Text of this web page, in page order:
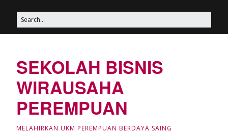
SEKOLAH BISNIS
WIRAUSAHA
PEREMPUAN
MELAHIRKAN UKM PEREMPUAN BERDAYA SAING